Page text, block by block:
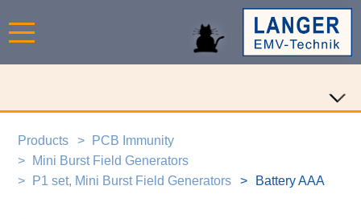
Products
PCB Immunity
Mini Burst Field Generators
P1 set, Mini Burst Field Generators
Battery AAA